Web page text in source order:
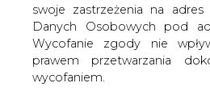
swoje zastrzeżenia na
Danych Osobowych pod
Wycofanie zgody nie
prawem przetwarzania
wycofaniem.
W związku ze
warunków